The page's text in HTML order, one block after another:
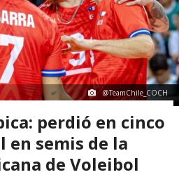
@TeamChile_COCH
perdió en cinco
en semis de la
de Voleibol